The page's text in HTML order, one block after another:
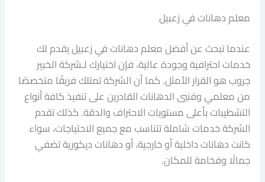
معلم دهانات في زعبيل
عندما تبحث عن أفضل معلم دهانات في زعبيل يقدم لك
خدمات احترافية وجودة عالية، فإن اختيارك لـشركة الخبير
جروب هو القرار الأمثل. كما أن الشركة تمتلك فريقًا متخصصًا
من معلمي وفنيي الدهانات القادرين على تنفيذ كافة أنواع
التشطيبات بأعلى مستويات الاحتراف والدقة. كذلك تقدم
الشركة خدمات شاملة تتناسب مع جميع الاحتياجات، سواء
كانت دهانات داخلية أو خارجية، أو دهانات ديكورية تضفي
جمالًا وفخامة للمكان.